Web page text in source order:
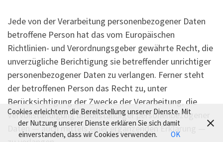
Jede von der Verarbeitung personenbezogener Daten
betroffene Person hat das vom Europäischen
Richtlinien- und Verordnungsgeber gewährte Recht, die
unverzügliche Berichtigung sie betreffender unrichtiger
personenbezogener Daten zu verlangen. Ferner steht
der betroffenen Person das Recht zu, unter
Berücksichtigung der Zwecke der Verarbeitung, die
Vervollständigung unvollständiger personenbezogener
Daten — auch mittels einer ergänzenden Erklärung —
Cookies erleichtern die Bereitstellung unserer Dienste. Mit
der Nutzung unserer Dienste erklären Sie sich damit
einverstanden, dass wir Cookies verwenden.
OK